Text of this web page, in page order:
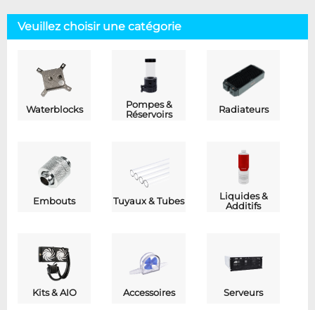
Veuillez choisir une catégorie
Waterblocks
Pompes &
Réservoirs
Radiateurs
Embouts Tuyaux & Tubes
Liquides &
Additifs
Kits & AIO Accessoires Serveurs